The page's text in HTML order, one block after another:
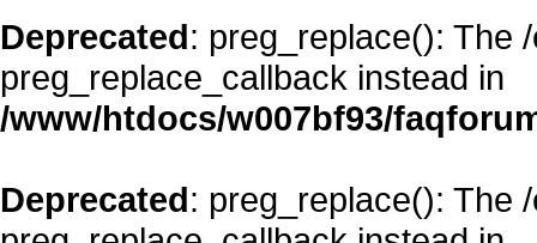
Deprecated: preg_replace(): The
preg_replace_callback instead in
/www/htdocs/w007bf93/
Deprecated: preg_replace(): The